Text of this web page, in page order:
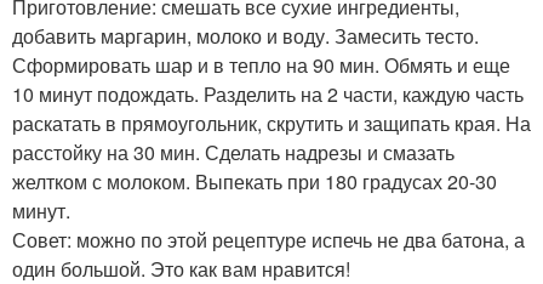
Приготовление: смешать все сухие ингредиенты,
добавить маргарин, молоко и воду. Замесить тесто.
Сформировать шар и в тепло на 90 мин. Обмять и еще
10 минут подождать. Разделить на 2 части, каждую часть
раскатать в прямоугольник, скрутить и защипать края. На
расстойку на 30 мин. Сделать надрезы и смазать
желтком с молоком. Выпекать при 180 градусах 20-30
минут.
Совет: можно по этой рецептуре испечь не два батона, а
один большой. Это как вам нравится!